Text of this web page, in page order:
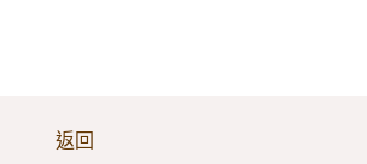
返回